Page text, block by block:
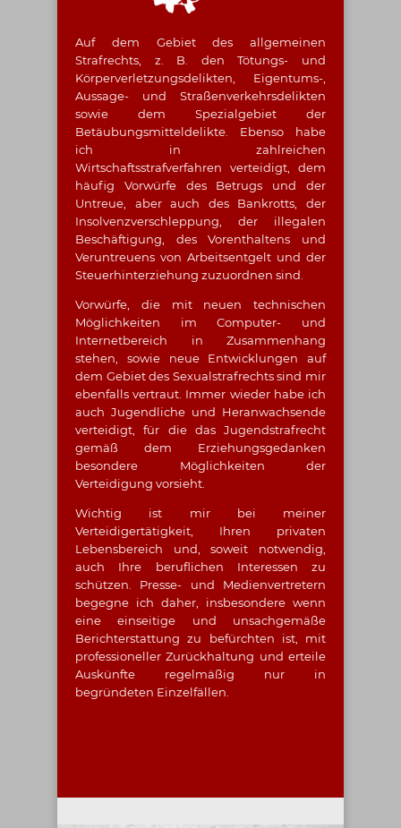
Auf dem Gebiet des allgemeinen
Strafrechts, z. B. den Tötungs- und
Körperverletzungsdelikten, Eigentums-,
Aussage- und Straßenverkehrsdelikten
sowie dem Spezialgebiet der
Betäubungsmitteldelikte. Ebenso habe
ich in zahlreichen
Wirtschaftsstrafverfahren verteidigt, dem
häufig Vorwürfe des Betrugs und der
Untreue, aber auch des Bankrotts, der
Insolvenzverschleppung, der illegalen
Beschäftigung, des Vorenthaltens und
Veruntreuens von Arbeitsentgelt und der
Steuerhinterziehung zuzuordnen sind.
Vorwürfe, die mit neuen technischen
Möglichkeiten im Computer- und
Internetbereich in Zusammenhang
stehen, sowie neue Entwicklungen auf
dem Gebiet des Sexualstrafrechts sind mir
ebenfalls vertraut. Immer wieder habe ich
auch Jugendliche und Heranwachsende
verteidigt, für die das Jugendstrafrecht
gemäß dem Erziehungsgedanken
besondere Möglichkeiten der
Verteidigung vorsieht.
Wichtig ist mir bei meiner
Verteidigertätigkeit, Ihren privaten
Lebensbereich und, soweit notwendig,
auch Ihre beruflichen Interessen zu
schützen. Presse- und Medienvertretern
begegne ich daher, insbesondere wenn
eine einseitige und unsachgemäße
Berichterstattung zu befürchten ist, mit
professioneller Zurückhaltung und erteile
Auskünfte regelmäßig nur in
begründeten Einzelfällen.